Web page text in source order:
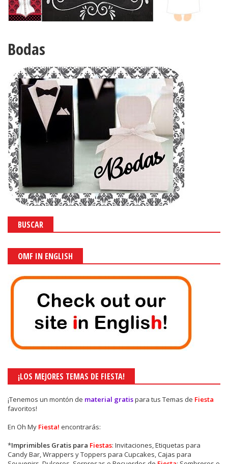
Bodas
BUSCAR
OMF IN ENGLISH
¡LOS MEJORES TEMAS DE FIESTA!
¡Tenemos un montón de material gratispara tus Temas de Fiesta
favoritos!
En Oh My Fiesta! encontrarás:
*Imprimibles Gratis para Fiestas: Invitaciones, Etiquetas para
Candy Bar, Wrappers y Toppers para Cupcakes, Cajas para